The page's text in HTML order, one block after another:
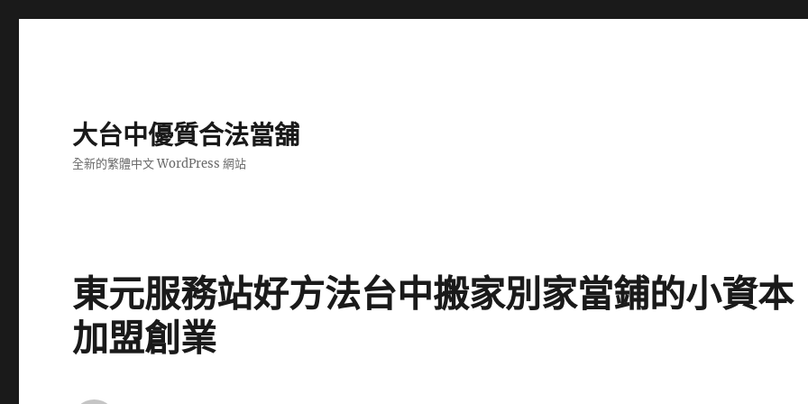
大台中優質合法當舖
全新的繁體中文 WordPress 網站
東元服務站好方法台中搬家別家當鋪的小資本
加盟創業